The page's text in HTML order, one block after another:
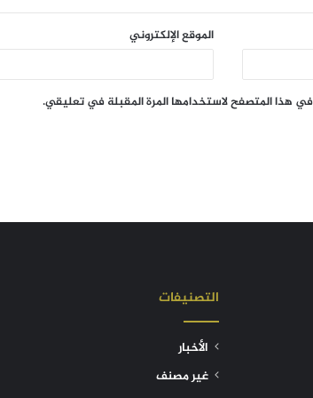
الموقع الإلكتروني
هذا المتصفح لاستخدامها المرة المقبلة في تعليقي.
التصنيفات
الأخبار
غير مصنف